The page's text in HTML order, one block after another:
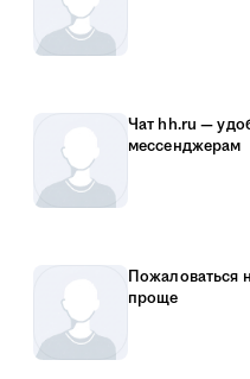
Чат hh.ru —
мессенджерам
Пожаловаться
проще